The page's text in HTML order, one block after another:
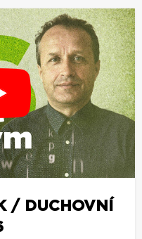
/ DUCHOVNÍ